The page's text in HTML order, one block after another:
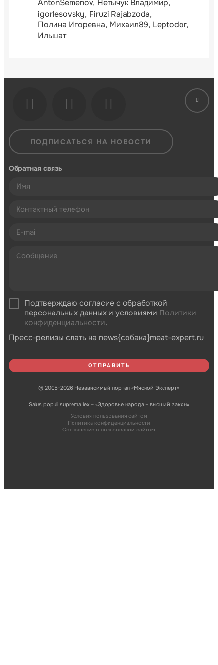
AntonSemenov Нетычук Владимир
igorlesovsky Firuzi Rajabzoda
Полина Игоревна Михаил89 Leptodor
Ильшат
ПОДПИСАТЬСЯ НА НОВОСТИ
Обратная связь
Подтверждаю согласие с обработкой
персональных данных и условиями Политики
конфиденциальности.
Пресс-релизы слать на news{собака}meat-expert.ru
© 2005-2026 Независимый портал «Мясной Эксперт»
Salus populi suprema lex – «Здоровье народа – высший закон»
Условия пользования сайтом
Политика конфиденциальности
Соглашение о пользовании сайтом